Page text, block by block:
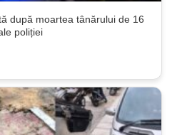
după moartea tânărului de 16
poliției